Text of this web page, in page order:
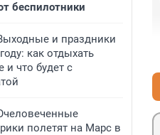
беспилотники
и праздники
как отдыхать
и что будет с
полетят на Марс в